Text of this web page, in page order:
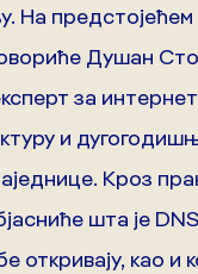
На
Душан
за интернет
и
Кроз
шта је
откривају, као и